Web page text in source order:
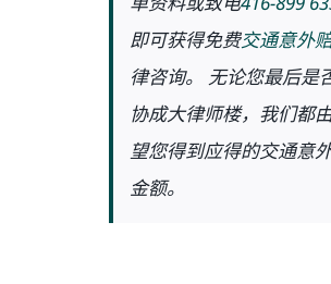
即可获得免费交通意外
律咨询。 无论您最后是
协成大律师楼，我们都
望您得到应得的交通意
金额。